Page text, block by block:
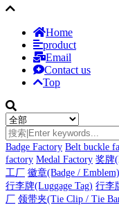
Home
product
Email
Contact us
Top
Badge Factory Belt buckle
factory Medal Factory 奖牌
工厂 徽章(Badge / Emblem)
行李牌(Luggage Tag) 行李
厂 领带夹(Tie Clip / Tie